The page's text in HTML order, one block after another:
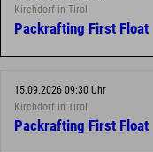
Kirchdorf in Tirol
Packrafting First Float
15.09.2026 09:30 Uhr
Kirchdorf in Tirol
Packrafting First Float